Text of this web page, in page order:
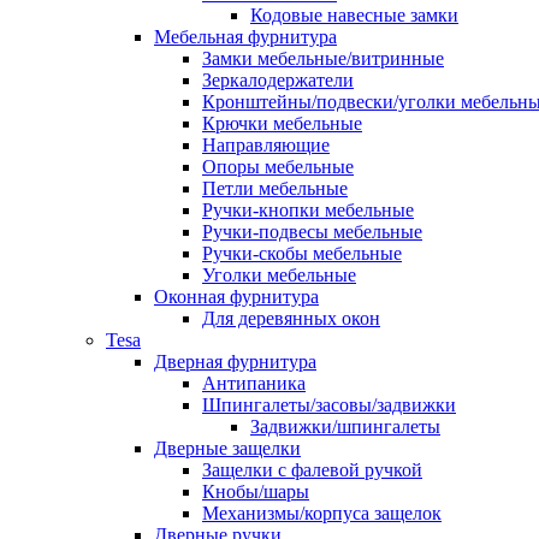
Кодовые навесные замки
Мебельная фурнитура
Замки мебельные/витринные
Зеркалодержатели
Кронштейны/подвески/уголки
Крючки мебельные
Направляющие
Опоры мебельные
Петли мебельные
Ручки-кнопки мебельные
Ручки-подвесы мебельные
Ручки-скобы мебельные
Уголки мебельные
Оконная фурнитура
Для деревянных окон
Tesa
Дверная фурнитура
Антипаника
Шпингалеты/засовы/задвижки
Задвижки/шпингалеты
Дверные защелки
Защелки с фалевой ручкой
Кнобы/шары
Механизмы/корпуса защелок